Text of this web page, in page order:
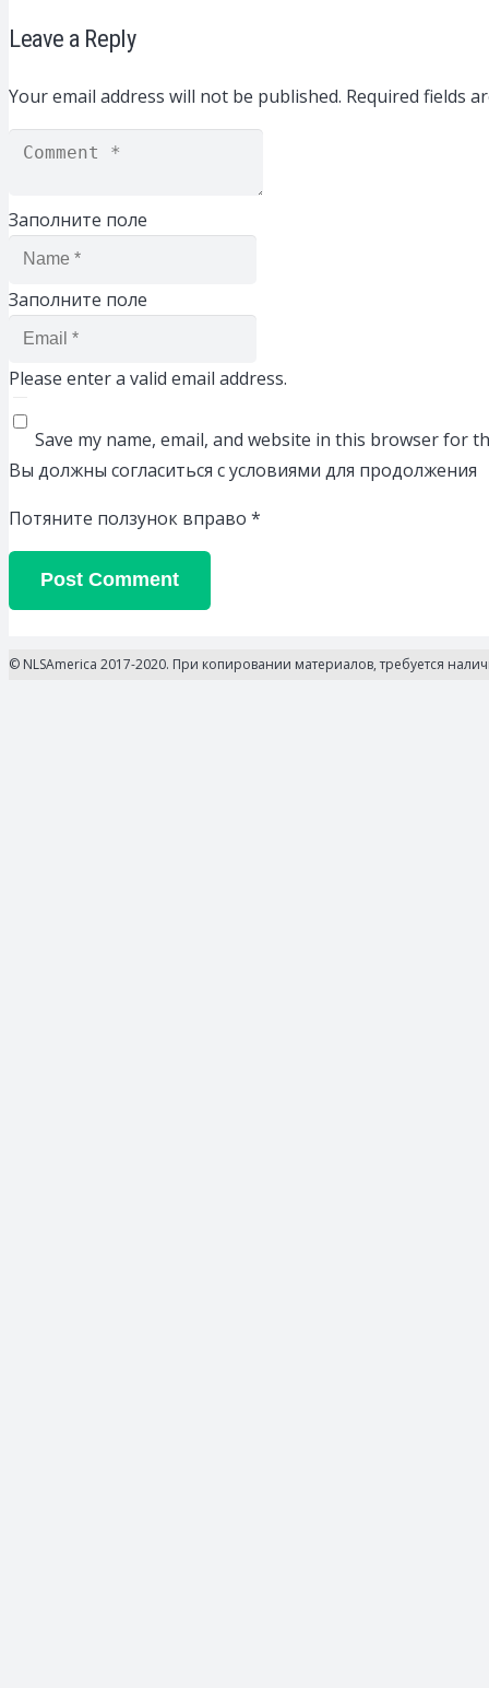
Leave a Reply
Your email address will not be published. Required fields
Заполните поле
Заполните поле
Please enter a valid email address.
Save my name, email, and website in this browser for
Вы должны согласиться с условиями для продолжения
Потяните ползунок вправо *
Post Comment
© NLSAmerica 2017-2020. При копировании материалов, требуется